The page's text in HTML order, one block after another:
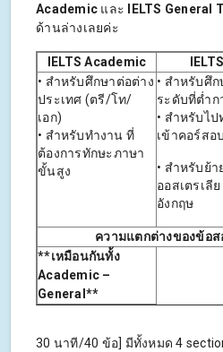
Academic และ IELTS General
ด้านล่างเลยค่ะ
IELTS Academic
• สำหรับศึกษาต่อต่าง
ประเทศ (ตรี/โท/
เอก)
• สำหรับทำงาน ที่
ต้องการทักษะภาษา
ขั้นสูง
• สำหรับศึ
ระดับที่ต่ำ
• สำหรับไ
เข้าคอร์สอ
• สำหรับย้
ออสเตรเลี
อังกฤษ
ความแตกต่างของข้อส
**เหมือนกันทั้ง
Academic –
General**
30 นาที/40 ข้อ] มีทั้งหมด 4